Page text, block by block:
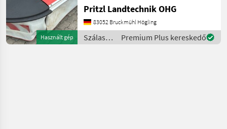
Használt gép
1000U/min. 4 Trommeln
Schnitthöhenverstellung 2
Federn für Entlastung
Gelenkwelle Frontkasza,
Pritzl Landtechnik OHG
83052 Bruckmühl Högling
Szálastakarmány
betakarítók
Premium Plus kereskedő